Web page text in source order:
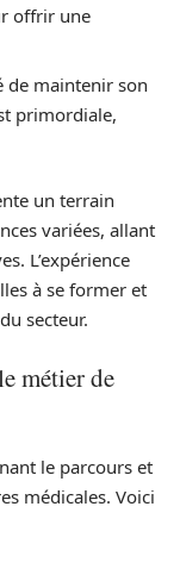
offrir une
de maintenir son
primordiale,
un terrain
variées, allant
L’expérience
à se former et
secteur.
métier de
le parcours et
médicales. Voici